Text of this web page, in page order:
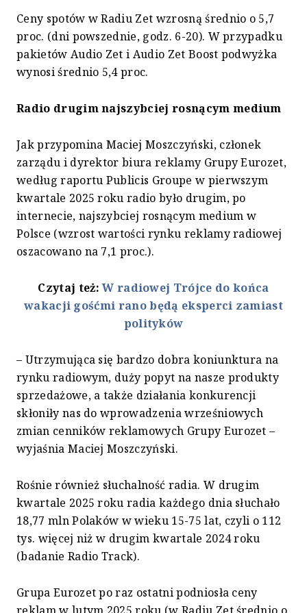
Ceny spotów w Radiu Zet wzrosną średnio o 5,7
proc. (dni powszednie, godz. 6-20). W przypadku
pakietów Audio Zet i Audio Zet Boost podwyżka
wynosi średnio 5,4 proc.
Radio drugim najszybciej rosnącym medium
Jak przypomina Maciej Moszczyński, członek
zarządu i dyrektor biura reklamy Grupy Eurozet,
według raportu Publicis Groupe w pierwszym
kwartale 2025 roku radio było drugim, po
internecie, najszybciej rosnącym medium w
Polsce (wzrost wartości rynku reklamy radiowej
oszacowano na 7,1 proc.).
Czytaj też:W radiowej Trójce do końca
wakacji gośćmi rano będą eksperci zamiast
polityków
– Utrzymująca się bardzo dobra koniunktura na
rynku radiowym, duży popyt na nasze produkty
sprzedażowe, a także działania konkurencji
skłoniły nas do wprowadzenia wrześniowych
zmian cenników reklamowych Grupy Eurozet –
wyjaśnia Maciej Moszczyński.
Rośnie również słuchalność radia. W drugim
kwartale 2025 roku radia każdego dnia słuchało
18,77 mln Polaków w wieku 15-75 lat, czyli o 112
tys. więcej niż w drugim kwartale 2024 roku
(badanie Radio Track).
Grupa Eurozet po raz ostatni podniosła ceny